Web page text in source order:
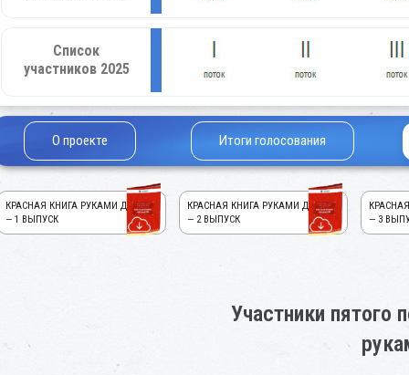
Список
участников 2025
О проекте Итоги голосования
КРАСНАЯ КНИГА РУКАМИ ДЕТЕЙ!
— 1 ВЫПУСК
КРАСНАЯ КНИГА РУКАМИ ДЕТЕЙ!
— 2 ВЫПУСК
— 3
Участники пятого